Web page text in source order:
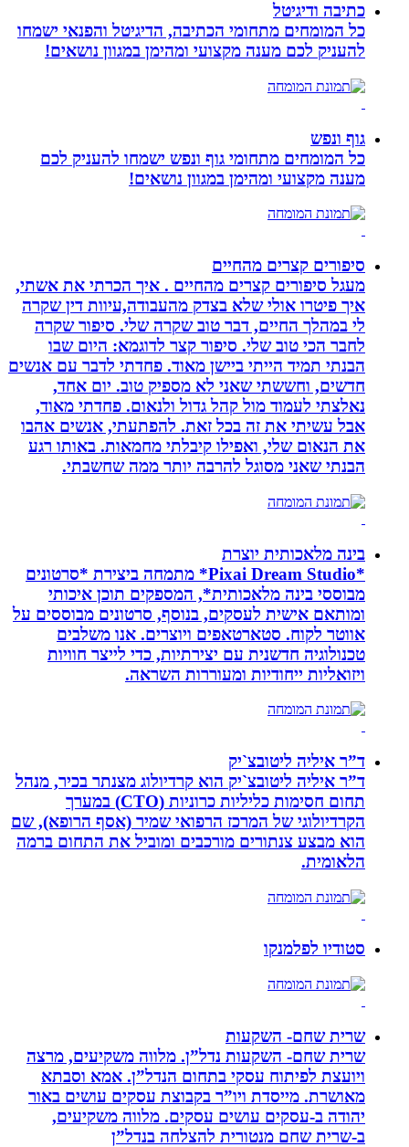
כתיבה ודיגיטל
כל המומחים מתחומי הכתיבה, הדיגיטל והפנאי ישמחו
להעניק לכם מענה מקצועי ומהימן במגוון נושאים!
גוף ונפש
כל המומחים מתחומי גוף ונפש ישמחו להעניק לכם
מענה מקצועי ומהימן במגוון נושאים!
סיפורים קצרים מהחיים
מעגל סיפורים קצרים מהחיים . איך הכרתי את אשתי,
איך פיטרו אולי שלא בצדק מהעבודה,עיוות דין שקרה
לי במהלך החיים, דבר טוב שקרה שלי. סיפור שקרה
לחבר הכי טוב שלי. סיפור קצר לדוגמא: היום שבו
הבנתי תמיד הייתי ביישן מאוד. פחדתי לדבר עם אנשים
חדשים, וחששתי שאני לא מספיק טוב. יום אחד,
נאלצתי לעמוד מול קהל גדול ולנאום. פחדתי מאוד,
אבל עשיתי את זה בכל זאת. להפתעתי, אנשים אהבו
את הנאום שלי, ואפילו קיבלתי מחמאות. באותו רגע
הבנתי שאני מסוגל להרבה יותר ממה שחשבתי.
בינה מלאכותית יוצרת
*Pixai Dream Studio* מתמחה ביצירת *סרטונים
מבוססי בינה מלאכותית*, המספקים תוכן איכותי
ומותאם אישית לעסקים, בנוסף, סרטונים מבוססים על
אווטר לקוח. סטארטאפים ויוצרים. אנו משלבים
טכנולוגיה חדשנית עם יצירתיות, כדי לייצר חוויות
ויזואליות ייחודיות ומעוררות השראה.
ד”ר איליה ליטובצ`יק
ד”ר איליה ליטובצ`יק הוא קרדיולוג מצנתר בכיר, מנהל
תחום חסימות כליליות כרוניות (CTO) במערך
הקרדיולוגי של המרכז הרפואי שמיר (אסף הרופא), שם
הוא מבצע צנתורים מורכבים ומוביל את התחום ברמה
הלאומית.
סטודיו לפלמנקו
שרית שחם- השקעות
שרית שחם- השקעות נדל”ן. מלווה משקיעים, מרצה
ויועצת לפיתוח עסקי בתחום הנדל”ן. אמא וסבתא
מאושרת. ‏מייסדת ויו”ר בקבוצת עסקים עושים באור
יהודה‏ ב-‏עסקים עושים עסקים‏. ‏מלווה משקיעים,
ב-‏שרית שחם מנטורית להצלחה בנדל”ן‏